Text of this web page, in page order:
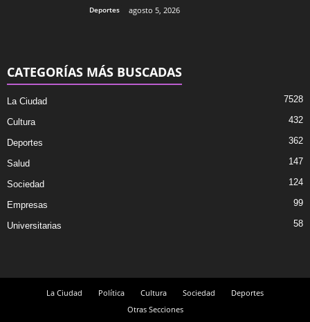
Deportes agosto 5, 2026
CATEGORÍAS MÁS BUSCADAS
La Ciudad 7528
Cultura 432
Deportes 362
Salud 147
Sociedad 124
Empresas 99
Universitarias 58
La Ciudad Política Cultura Sociedad
Deportes
Otras Secciones